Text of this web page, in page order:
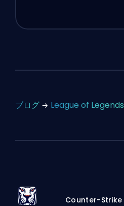
ブログ League of Legends
Counter-Strike